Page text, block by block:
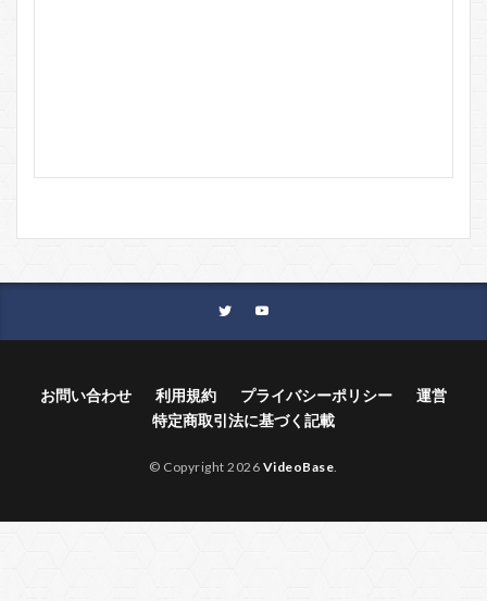
お問い合わせ 利用規約 プライバシーポリシー
運営
特定商取引法に基づく記載
© Copyright 2026 VideoBase.